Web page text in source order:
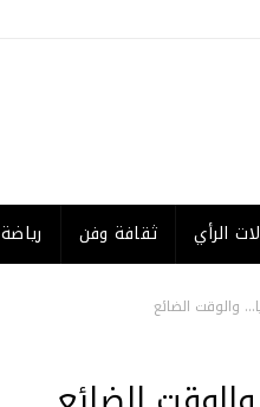
الرأي ثقافة وفن رياضة
والوقت الضائع